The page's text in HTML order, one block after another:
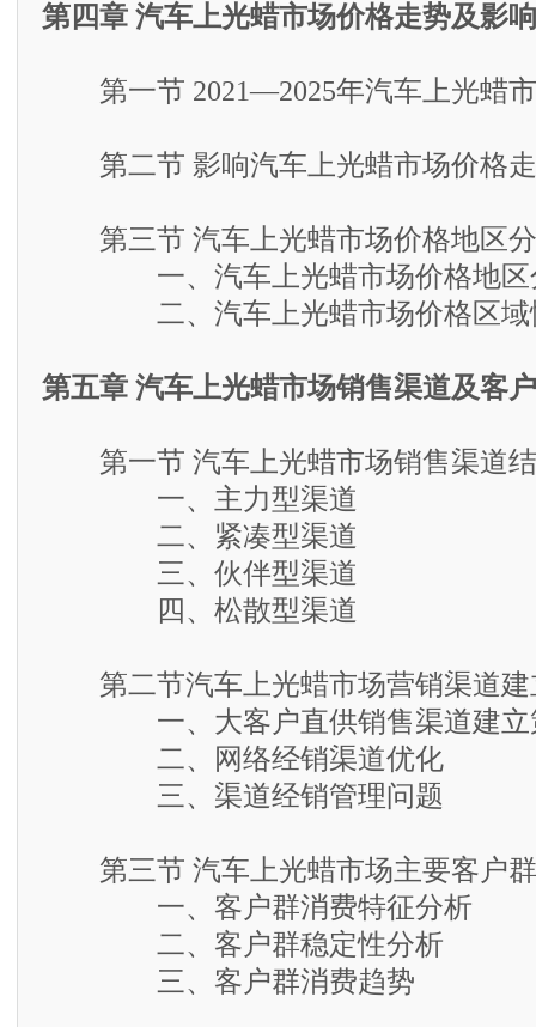
第四章 汽车上光蜡市场价格走势及影
第一节 2021—2025年汽车上光蜡市
第二节 影响汽车上光蜡市场价格走
第三节 汽车上光蜡市场价格地区分
一、汽车上光蜡市场价格地区
二、汽车上光蜡市场价格区域
第五章 汽车上光蜡市场销售渠道及客
第一节 汽车上光蜡市场销售渠道
一、主力型渠道
二、紧凑型渠道
三、伙伴型渠道
四、松散型渠道
第二节汽车上光蜡市场营销渠道建
一、大客户直供销售渠道建立
二、网络经销渠道优化
三、渠道经销管理问题
第三节 汽车上光蜡市场主要客户
一、客户群消费特征分析
二、客户群稳定性分析
三、客户群消费趋势